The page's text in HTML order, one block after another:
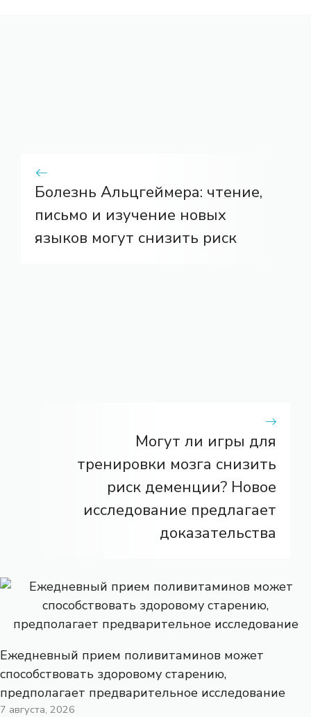
Болезнь Альцгеймера: чтение,
письмо и изучение новых
языков могут снизить риск
Могут ли игры для
тренировки мозга снизить
риск деменции? Новое
исследование предлагает
доказательства
Ежедневный прием поливитаминов может
способствовать здоровому старению,
предполагает предварительное исследование
7 августа, 2026